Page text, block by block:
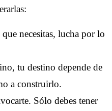
necesitas, lucha por lo
tu destino depende de
a construirlo.
Sólo debes tener